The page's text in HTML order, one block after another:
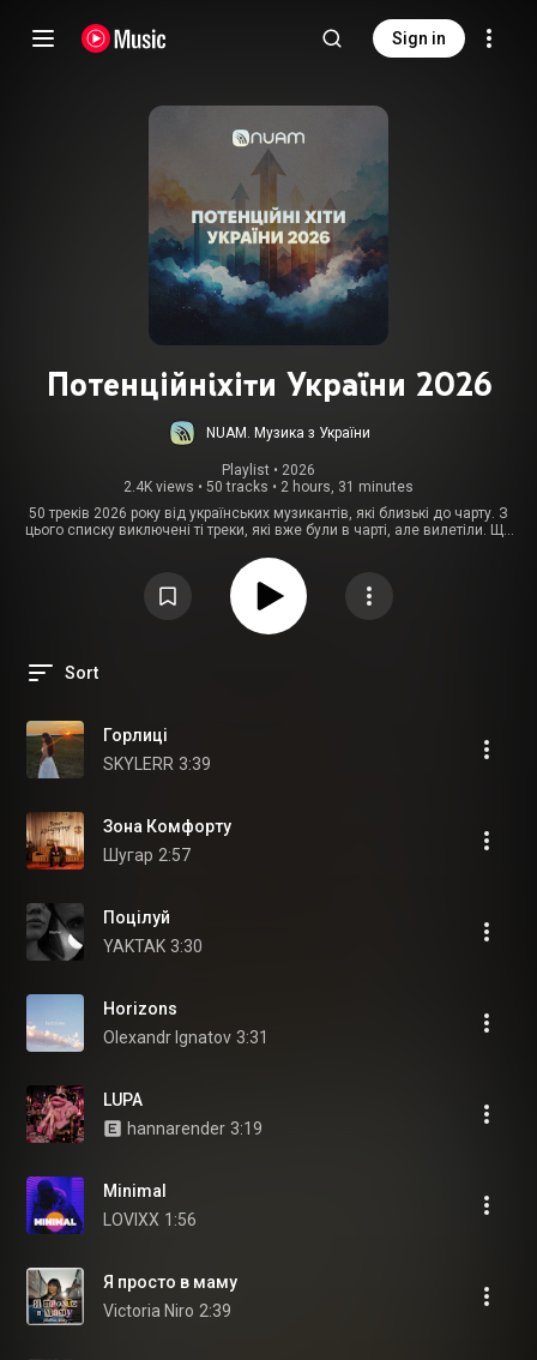
Sign in
Потенційні хіти України 2026
NUAM. Музика з України
Playlist • 2026
2.4K views • 50 tracks • 2 hours, 31 minutes
50 треків 2026 року від українських музикантів, які близькі до чарту. З
цього списку виключені ті треки, які вже були в чарті, але вилетіли. Ще
Sort
Горлиці
SKYLERR 3:39
Зона Комфорту
Шугар 2:57
Поцілуй
YAKTAK 3:30
Horizons
Olexandr Ignatov 3:31
LUPA
hannarender 3:19
Minimal
LOVIXX 1:56
Я просто в маму
Victoria Niro 2:39